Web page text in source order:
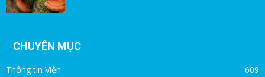
CHUYÊN MỤC
Thông tin Viện 609